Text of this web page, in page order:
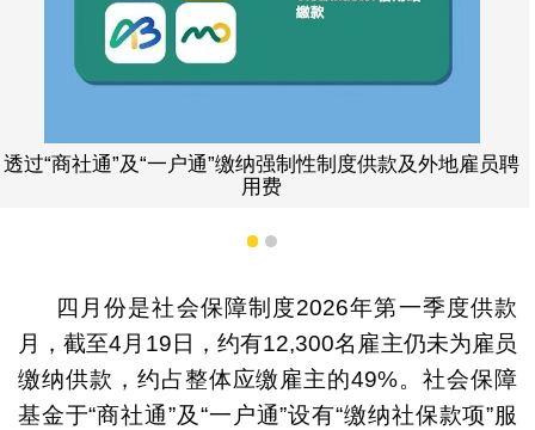
性制度供款及外地雇员聘 透过 “一户通”缴纳
1 2
四月份是社会保障制度2026年第一季度供款
月，截至4月19日，约有12,300名雇主仍未为雇员
缴纳供款，约占整体应缴雇主的49%。社会保障
基金于“商社通”及“一户通”设有“缴纳社保款项”服